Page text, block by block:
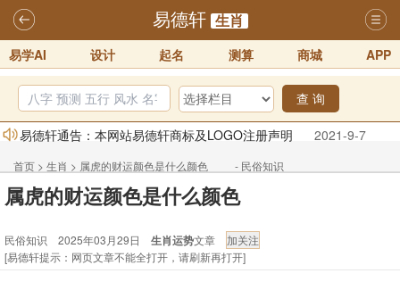
易德轩 生肖
易学AI 设计 起名 测算 商城 APP
查 询
易德轩通告：本网站易德轩商标及LOGO注册声明
2021-9-7
体验！！
2025-07-01
易德轩网重构及升能完成，欢迎大家来体验新程序及感觉！！
2026年化太岁锦囊属马、鼠、牛、龙、兔、狗、鸡生肖化太岁开始预
首页 > 生肖 > 属虎的财运颜色是什么颜色 - 民俗知识
属虎的财运颜色是什么颜色
民俗知识 2025年03月29日 生肖运势文章
[易德轩提示：网页文章不能全打开，请刷新再打开]